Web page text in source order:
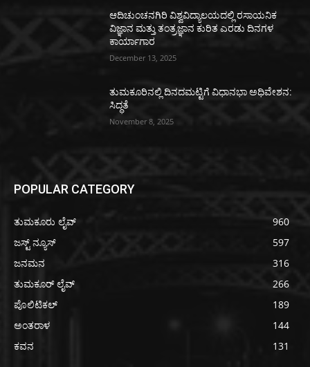
ಆದಿಚುಂಚನಗಿರಿ ವಿಶ್ವವಿದ್ಯಾಲಯದಲ್ಲಿ ರಸಾಯನಿಕ
ವಿಜ್ಞಾನ ಮತ್ತು ತಂತ್ರಜ್ಞಾನ ಕುರಿತ ಎರಡು ದಿನಗಳ
ಕಾರ್ಯಾಗಾರ
December 13, 2025
ತುಮಕೂರಿನಲ್ಲಿ ದಿನದಮಟ್ಟಿಗೆ ವಿಧಾನಭಾ ಅಧಿವೇಶನ:
ಸಿದ್ಧತೆ
November 8, 2025
POPULAR CATEGORY
ತುಮಕೂರು ಲೈವ್
960
ಜಸ್ಟ್ ನ್ಯೂಸ್
597
ಜನಮನ
316
ತುಮಕೂರ್ ಲೈವ್
266
ಪೊಲಿಟಿಕಲ್
189
ಅಂತರಾಳ
144
ಕವನ
131